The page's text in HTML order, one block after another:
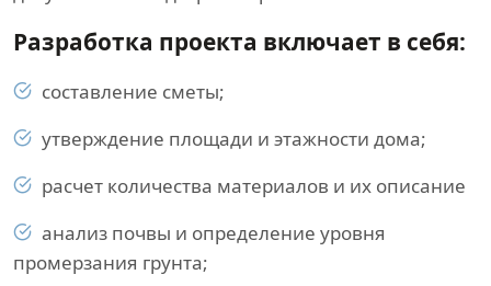
Разработка проекта включает в себя:
составление сметы;
утверждение площади и этажности дома;
расчет количества материалов и их описание
анализ почвы и определение уровня
промерзания грунта;